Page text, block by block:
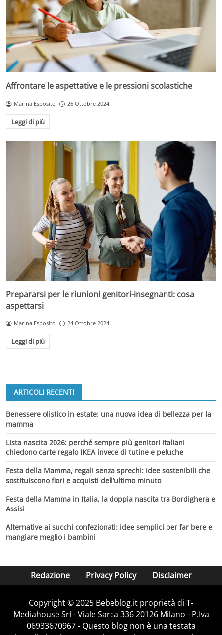
Affrontare le aspettative e le pressioni scolastiche
Marina Esposito 26 Ottobre 2024
Leggi di più
Prepararsi per le riunioni genitori-insegnanti: cosa
aspettarsi
Marina Esposito 24 Ottobre 2024
Leggi di più
ARTICOLI RECENTI
Benessere olistico in estate: una nuova idea di bellezza per la
mamma
Lista nascita 2026: perché sempre più genitori italiani
chiedono carte regalo IKEA invece di tutine e peluche
Festa della Mamma, regali senza sprechi: idee sostenibili che
sostituiscono fiori e acquisti dell’ultimo minuto
Festa della Mamma in Italia, la doppia nascita tra Bordighera e
Assisi
Alternative ai succhi confezionati: idee semplici per far bere e
mangiare meglio i bambini
Redazione Privacy Policy Disclaimer
Copyright © 2025 Bebeblog.it proprietà di T-
Mediahouse Srl - Viale Sarca 336 20126 Milano - P.Iva
06933670967 - Questo blog non è una testata